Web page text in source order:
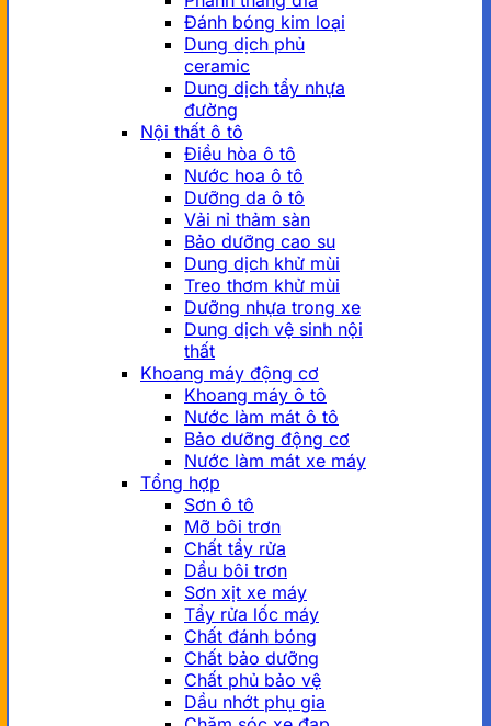
Đánh bóng kim loại
Dung dịch phủ
ceramic
Dung dịch tẩy nhựa
đường
Nội thất ô tô
Điều hòa ô tô
Nước hoa ô tô
Dưỡng da ô tô
Vải nỉ thảm sàn
Bảo dưỡng cao su
Dung dịch khử mùi
Treo thơm khử mùi
Dưỡng nhựa trong xe
Dung dịch vệ sinh nội
thất
Khoang máy động cơ
Khoang máy ô tô
Nước làm mát ô tô
Bảo dưỡng động cơ
Nước làm mát xe máy
Tổng hợp
Sơn ô tô
Mỡ bôi trơn
Chất tẩy rửa
Dầu bôi trơn
Sơn xịt xe máy
Tẩy rửa lốc máy
Chất đánh bóng
Chất bảo dưỡng
Chất phủ bảo vệ
Dầu nhớt phụ gia